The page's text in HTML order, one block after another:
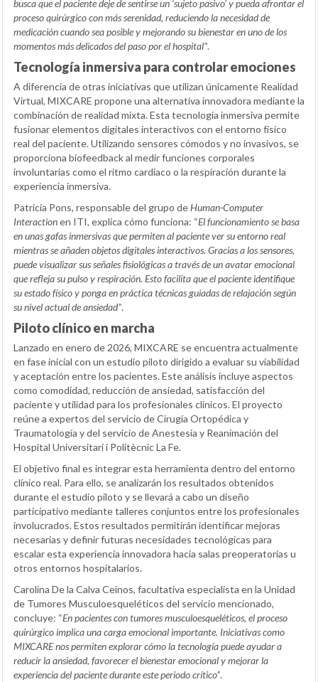
busca que el paciente deje de sentirse un ‘sujeto pasivo’ y pueda afrontar el
proceso quirúrgico con más serenidad, reduciendo la necesidad de
medicación cuando sea posible y mejorando su bienestar en uno de los
momentos más delicados del paso por el hospital”.
Tecnología inmersiva para controlar emociones
A diferencia de otras iniciativas que utilizan únicamente Realidad
Virtual, MIXCARE propone una alternativa innovadora mediante la
combinación de realidad mixta. Esta tecnología inmersiva permite
fusionar elementos digitales interactivos con el entorno físico
real del paciente. Utilizando sensores cómodos y no invasivos, se
proporciona biofeedback al medir funciones corporales
involuntarias como el ritmo cardíaco o la respiración durante la
experiencia inmersiva.
Patricia Pons, responsable del grupo deHuman-Computer
Interactionen ITI, explica cómo funciona: “El funcionamiento se basa
en unas gafas inmersivas que permiten al paciente ver su entorno real
mientras se añaden objetos digitales interactivos. Gracias a los sensores,
puede visualizar sus señales fisiológicas a través de un avatar emocional
que refleja su pulso y respiración. Esto facilita que el paciente identifique
su estado físico y ponga en práctica técnicas guiadas de relajación según
su nivel actual de ansiedad”.
Piloto clínico en marcha
Lanzado en enero de 2026, MIXCARE se encuentra actualmente
en fase inicial con un estudio piloto dirigido a evaluar su viabilidad
y aceptación entre los pacientes. Este análisis incluye aspectos
como comodidad, reducción de ansiedad, satisfacción del
paciente y utilidad para los profesionales clínicos. El proyecto
reúne a expertos del servicio de Cirugía Ortopédica y
Traumatología y del servicio de Anestesia y Reanimación del
Hospital Universitari i Politècnic La Fe.
El objetivo final es integrar esta herramienta dentro del entorno
clínico real. Para ello, se analizarán los resultados obtenidos
durante el estudio piloto y se llevará a cabo un diseño
participativo mediante talleres conjuntos entre los profesionales
involucrados. Estos resultados permitirán identificar mejoras
necesarias y definir futuras necesidades tecnológicas para
escalar esta experiencia innovadora hacia salas preoperatorias u
otros entornos hospitalarios.
Carolina De la Calva Ceinos, facultativa especialista en la Unidad
de Tumores Musculoesqueléticos del servicio mencionado,
concluye: “En pacientes con tumores musculoesqueléticos, el proceso
quirúrgico implica una carga emocional importante. Iniciativas como
MIXCARE nos permiten explorar cómo la tecnología puede ayudar a
reducir la ansiedad, favorecer el bienestar emocional y mejorar la
experiencia del paciente durante este periodo crítico”.